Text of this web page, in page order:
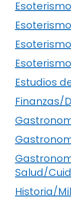
Estudios
Finanzas/
Salud/
Historia/